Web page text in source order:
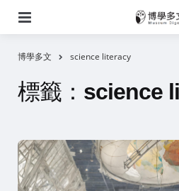
博學多文 science literacy
標籤： science